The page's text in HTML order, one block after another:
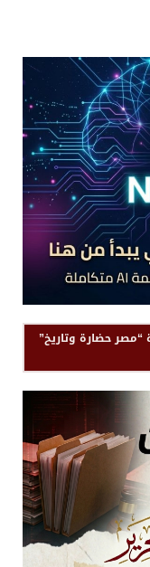
“مصر حضارة وتاريخ”